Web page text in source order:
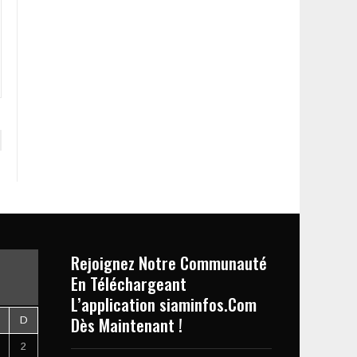
D
2
Rejoignez Notre Communauté
En Téléchargeant
L’application siaminfos.Com
Dès Maintenant !